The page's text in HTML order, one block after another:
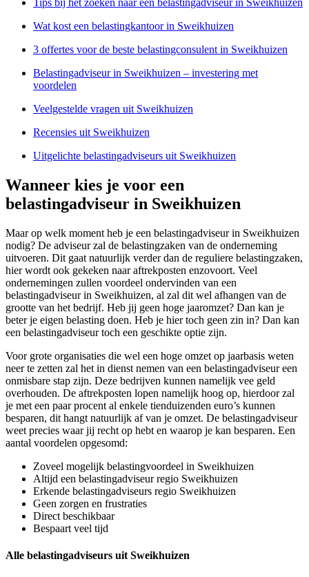
Tips bij het zoeken naar een belastingadviseur in Sweikhuizen
Wat kost een belastingkantoor in Sweikhuizen
3 offertes voor de beste belastingconsulent in Sweikhuizen
Belastingadviseur in Sweikhuizen – investering met
voordelen
Veelgestelde vragen uit Sweikhuizen
Recensies uit Sweikhuizen
Uitgelichte belastingadviseurs uit Sweikhuizen
Wanneer kies je voor een
belastingadviseur in Sweikhuizen
Maar op welk moment heb je een belastingadviseur in Sweikhuizen
nodig? De adviseur zal de belastingzaken van de onderneming
uitvoeren. Dit gaat natuurlijk verder dan de reguliere belastingzaken,
hier wordt ook gekeken naar aftrekposten enzovoort. Veel
ondernemingen zullen voordeel ondervinden van een
belastingadviseur in Sweikhuizen, al zal dit wel afhangen van de
grootte van het bedrijf. Heb jij geen hoge jaaromzet? Dan kan je
beter je eigen belasting doen. Heb je hier toch geen zin in? Dan kan
een belastingadviseur toch een geschikte optie zijn.
Voor grote organisaties die wel een hoge omzet op jaarbasis weten
neer te zetten zal het in dienst nemen van een belastingadviseur een
onmisbare stap zijn. Deze bedrijven kunnen namelijk vee geld
overhouden. De aftrekposten lopen namelijk hoog op, hierdoor zal
je met een paar procent al enkele tienduizenden euro’s kunnen
besparen, dit hangt natuurlijk af van je omzet. De belastingadviseur
weet precies waar jij recht op hebt en waarop je kan besparen. Een
aantal voordelen opgesomd:
Zoveel mogelijk belastingvoordeel in Sweikhuizen
Altijd een belastingadviseur regio Sweikhuizen
Erkende belastingadviseurs regio Sweikhuizen
Geen zorgen en frustraties
Direct beschikbaar
Bespaart veel tijd
Alle belastingadviseurs uit Sweikhuizen